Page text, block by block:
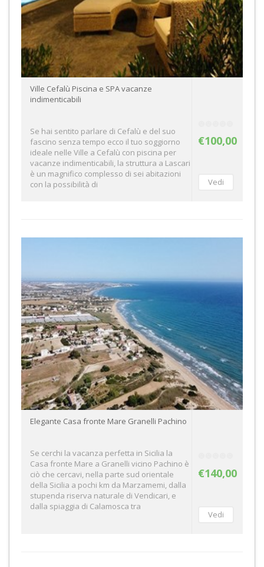
€100,00
Ville Cefalù Piscina e SPA vacanze
indimenticabili
Se hai sentito parlare di Cefalù e del suo
fascino senza tempo ecco il tuo soggiorno
ideale nelle Ville a Cefalù con piscina per
vacanze indimenticabili, la struttura a Lascari
è un magnifico complesso di sei abitazioni
con la possibilità di
€140,00
Elegante Casa fronte Mare Granelli Pachino
Se cerchi la vacanza perfetta in Sicilia la
Casa fronte Mare a Granelli vicino Pachino è
ciò che cercavi, nella parte sud orientale
della Sicilia a pochi km da Marzamemi, dalla
stupenda riserva naturale di Vendicari, e
dalla spiaggia di Calamosca tra